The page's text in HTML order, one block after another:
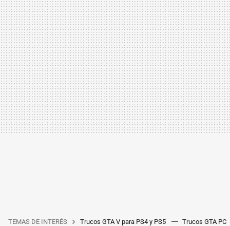
TEMAS DE INTERÉS Trucos GTA V para PS4 y PS5 Trucos GTA PC